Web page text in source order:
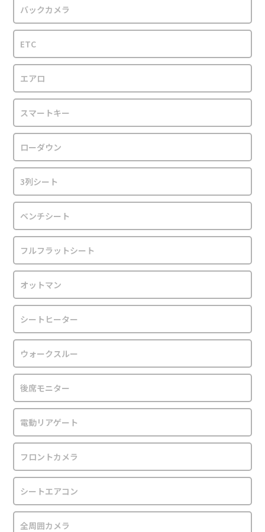
バックカメラ
ETC
エアロ
スマートキー
ローダウン
3列シート
ベンチシート
フルフラットシート
オットマン
シートヒーター
ウォークスルー
後席モニター
電動リアゲート
フロントカメラ
シートエアコン
全周囲カメラ